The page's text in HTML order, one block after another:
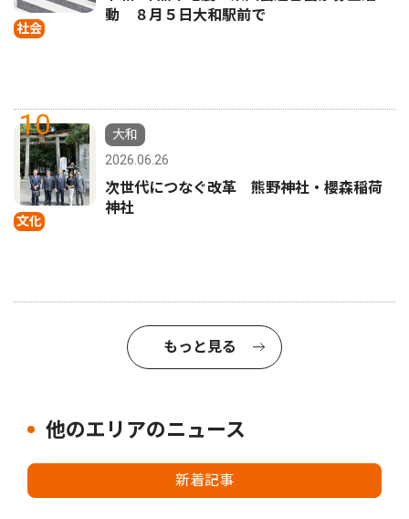
社会
動 ８月５日大和駅前で
10
文化
大和
2026.06.26
次世代につなぐ改革 熊野神社・櫻森稲荷
神社
もっと見る
他のエリアのニュース
新着記事